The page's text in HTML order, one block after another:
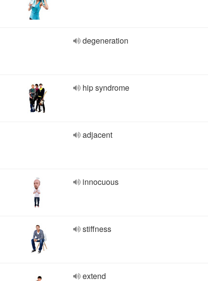
degeneration
hip syndrome
adjacent
innocuous
stiffness
extend